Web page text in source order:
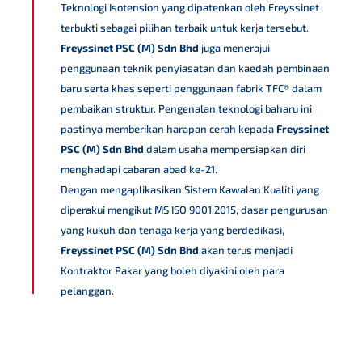
Teknologi Isotension yang dipatenkan oleh Freyssinet
terbukti sebagai pilihan terbaik untuk kerja tersebut.
Freyssinet PSC (M) Sdn Bhd juga menerajui
penggunaan teknik penyiasatan dan kaedah pembinaan
baru serta khas seperti penggunaan fabrik TFC® dalam
pembaikan struktur. Pengenalan teknologi baharu ini
pastinya memberikan harapan cerah kepadaFreyssinet
PSC (M) Sdn Bhd dalam usaha mempersiapkan diri
menghadapi cabaran abad ke-21.
Dengan mengaplikasikan Sistem Kawalan Kualiti yang
diperakui mengikut MS ISO 9001:2015, dasar pengurusan
yang kukuh dan tenaga kerja yang berdedikasi,
Freyssinet PSC (M) Sdn Bhd akan terus menjadi
Kontraktor Pakar yang boleh diyakini oleh para
pelanggan.